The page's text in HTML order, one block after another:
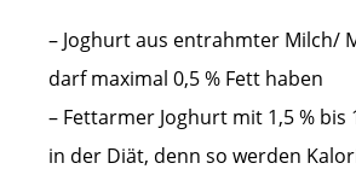
– Joghurt aus entrahmter Milch/
darf maximal 0,5 % Fett haben
– Fettarmer Joghurt mit 1,5 % bis
in der Diät, denn so werden